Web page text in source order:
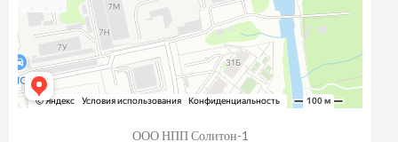
ООО НПП Солитон-1